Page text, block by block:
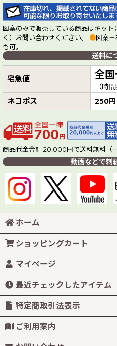
図案のみで販売している商品はキッ
く）お問い合わせください。 ●図案
も可。
送料に
宅急便 全
（時
ネコポス 250円
商品代金合計 20,000円で送料無料（
動画などで刺
ホーム
ショッピングカート
マイページ
最近チェックしたアイテム
特定商取引法表示
ご利用案内